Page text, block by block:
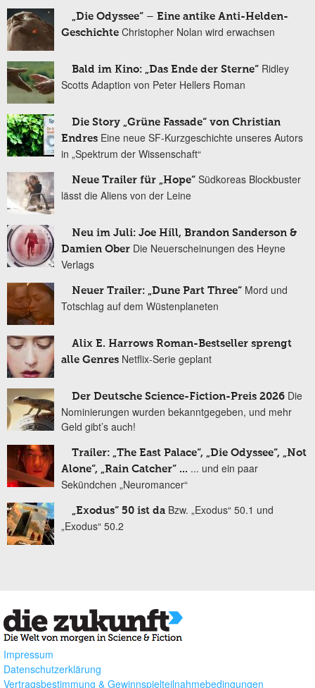
„Die Odyssee“ – Eine antike Anti-Helden-
Geschichte Christopher Nolan wird erwachsen
Bald im Kino: „Das Ende der Sterne“ Ridley
Scotts Adaption von Peter Hellers Roman
Die Story „Grüne Fassade“ von Christian
Endres Eine neue SF-Kurzgeschichte unseres Autors
in „Spektrum der Wissenschaft“
Neue Trailer für „Hope“ Südkoreas Blockbuster
lässt die Aliens von der Leine
Neu im Juli: Joe Hill, Brandon Sanderson &
Damien Ober Die Neuerscheinungen des Heyne
Verlags
Neuer Trailer: „Dune Part Three“ Mord und
Totschlag auf dem Wüstenplaneten
Alix E. Harrows Roman-Bestseller sprengt
alle Genres Netflix-Serie geplant
Der Deutsche Science-Fiction-Preis 2026 Die
Nominierungen wurden bekanntgegeben, und mehr
Geld gibt’s auch!
Trailer: „The East Palace“, „Die Odyssee“, „Not
Alone“, „Rain Catcher“ ... ... und ein paar
Sekündchen „Neuromancer“
„Exodus“ 50 ist da Bzw. „Exodus“ 50.1 und
„Exodus“ 50.2
Impressum
Datenschutzerklärung
Vertragsbestimmung & Gewinnspielteilnahmebedingungen